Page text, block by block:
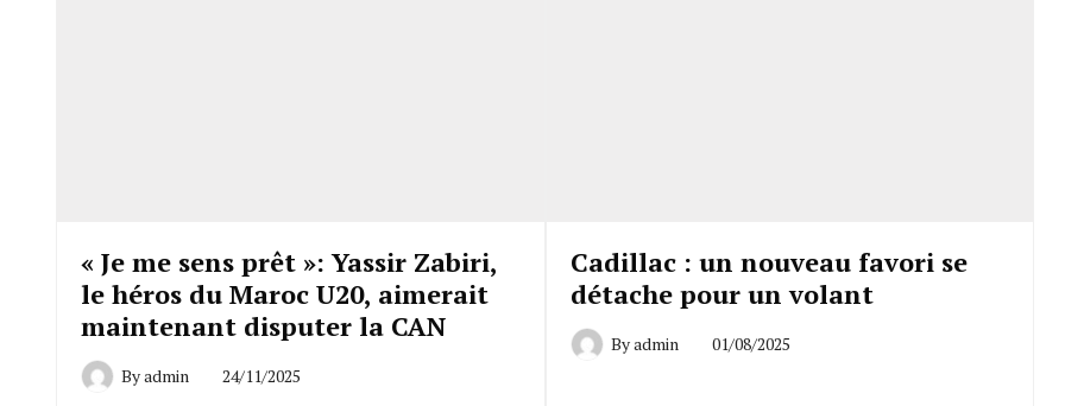
« Je me sens prêt »: Yassir Zabiri,
le héros du Maroc U20, aimerait
maintenant disputer la CAN
Byadmin 24/11/2025
Cadillac : un nouveau favori se
détache pour un volant
Byadmin 01/08/2025